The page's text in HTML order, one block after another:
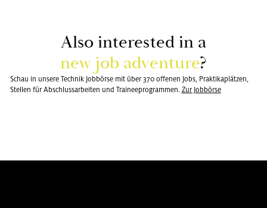
Also in­te­rested in a
new job ad­ven­ture?
Schau in unsere Technik Jobbörse mit über 370 offenen Jobs, Praktikaplätzen,
Stellen für Abschlussarbeiten und Traineeprogrammen. Zur Job­bör­se